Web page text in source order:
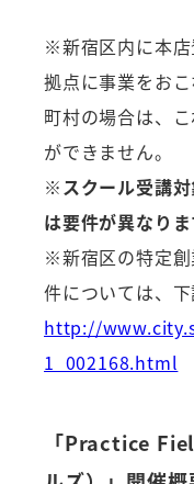
※新宿区内に本店
拠点に事業をお
町村の場合は、
ができません。
※スクール受講
は要件が異なりま
※新宿区の特定
件については、
http://
1_002168.html
「Practice